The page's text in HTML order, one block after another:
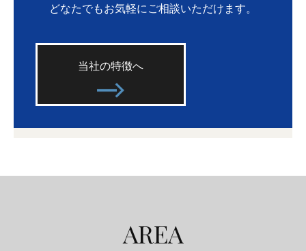
どなたでもお気軽にご相談いただけます。
当社の特徴へ
AREA